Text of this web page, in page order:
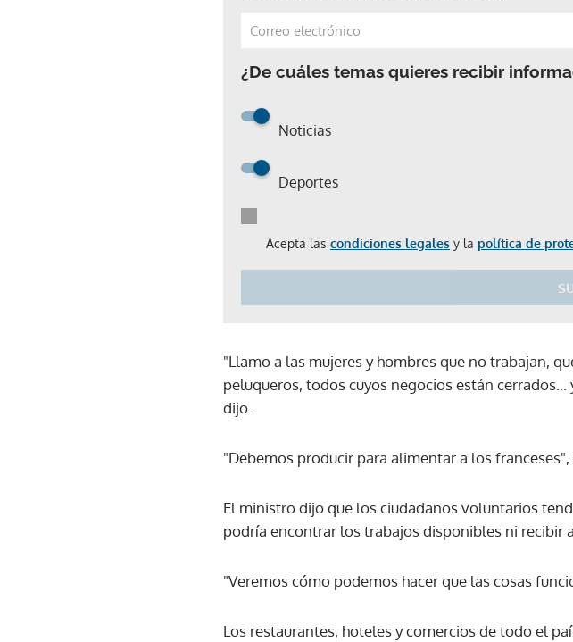
¿De cuáles temas quieres recibir
Noticias
Deportes
Acepta las condiciones legales y la política de
Gracias por
"Llamo a las mujeres y hombres que no trabajan,
peluqueros, todos cuyos negocios están
dijo.
"Debemos producir para alimentar a los
El ministro dijo que los ciudadanos voluntarios
podría encontrar los trabajos disponibles ni recibir
"Veremos cómo podemos hacer que las cosas
Los restaurantes, hoteles y comercios de todo el